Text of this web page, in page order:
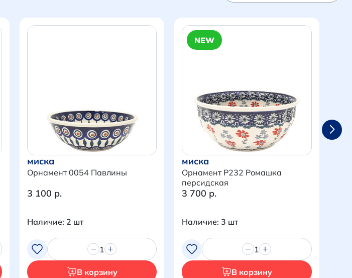
Перейти в корзину
миска
Орнамент 0054 Павлины
3 100 р.
Наличие: 2 шт
1
В корзину
NEW
миска
Орнамент P232 Ромашка
персидская
3 700 р.
Наличие: 3 шт
1
В корзину